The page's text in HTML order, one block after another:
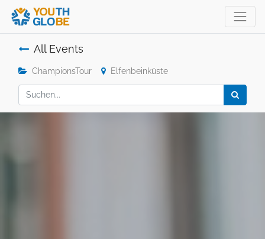
All Events
ChampionsTour Elfenbeinküste